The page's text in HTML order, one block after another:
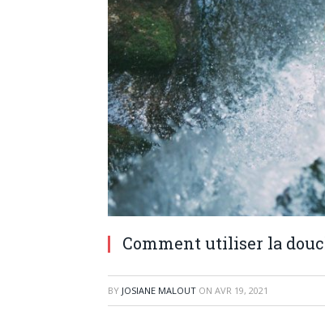
Comment utiliser la
BY JOSIANE MALOUT ON AVR 19, 2021